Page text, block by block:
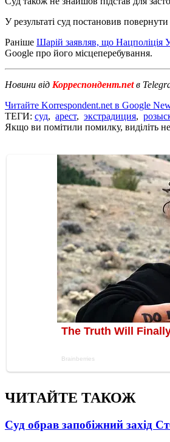
У результаті суд постановив
Раніше Шарій заявляв, що Нацполіція
Google про його місцеперебування.
Новини від Корреспондент.netв
Читайте Korrespondent.net в Google
ТЕГИ: суд, арест, экстрадиция,
Якщо ви помітили помилку, виділіть
ЧИТАЙТЕ ТАКОЖ
Суд обрав запобіжний захід